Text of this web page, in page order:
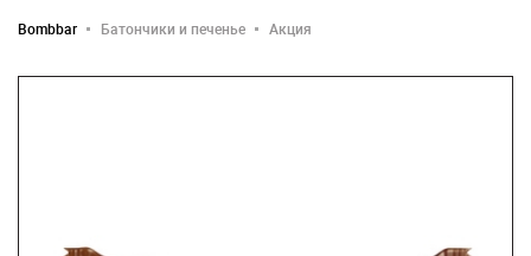
Bombbar Батончики и печенье Акция